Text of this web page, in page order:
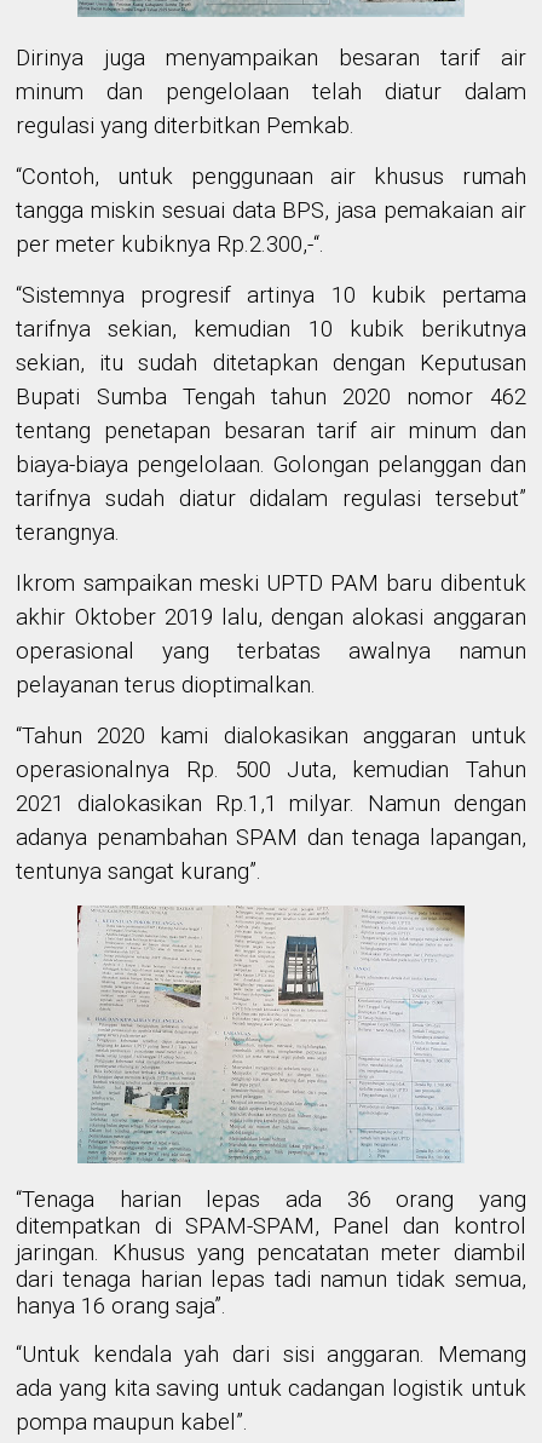
Dirinya juga menyampaikan besaran tarif air
minum dan pengelolaan telah diatur dalam
regulasi yang diterbitkan Pemkab.
“Contoh, untuk penggunaan air khusus rumah
tangga miskin sesuai data BPS, jasa pemakaian air
per meter kubiknya Rp.2.300,-“.
“Sistemnya progresif artinya 10 kubik pertama
tarifnya sekian, kemudian 10 kubik berikutnya
sekian, itu sudah ditetapkan dengan Keputusan
Bupati Sumba Tengah tahun 2020 nomor 462
tentang penetapan besaran tarif air minum dan
biaya-biaya pengelolaan. Golongan pelanggan dan
tarifnya sudah diatur didalam regulasi tersebut”
terangnya.
Ikrom sampaikan meski UPTD PAM baru dibentuk
akhir Oktober 2019 lalu, dengan alokasi anggaran
operasional yang terbatas awalnya namun
pelayanan terus dioptimalkan.
“Tahun 2020 kami dialokasikan anggaran untuk
operasionalnya Rp. 500 Juta, kemudian Tahun
2021 dialokasikan Rp.1,1 milyar. Namun dengan
adanya penambahan SPAM dan tenaga lapangan,
tentunya sangat kurang”.
“Tenaga harian lepas ada 36 orang yang
ditempatkan di SPAM-SPAM, Panel dan kontrol
jaringan. Khusus yang pencatatan meter diambil
dari tenaga harian lepas tadi namun tidak semua,
hanya 16 orang saja”.
“Untuk kendala yah dari sisi anggaran. Memang
ada yang kita saving untuk cadangan logistik untuk
pompa maupun kabel”.